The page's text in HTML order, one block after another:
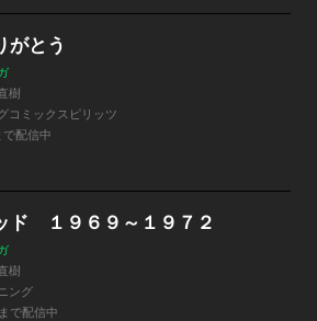
がとう
樹
コミックスピリッツ
で配信中
ド １９６９～１９７２
樹
ング
で配信中